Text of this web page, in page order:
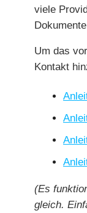
viele
Um das
Kontakt
(Es
gleich.